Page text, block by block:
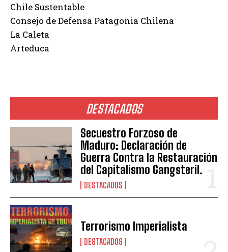
DESTACADOS
Secuestro Forzoso de
Maduro: Declaración de
Guerra Contra la Restauración
del Capitalismo Gangsteril.
DESTACADOS
Terrorismo Imperialista
DESTACADOS
Chile Sustentable
Consejo de Defensa Patagonia Chilena
La Caleta
Arteduca